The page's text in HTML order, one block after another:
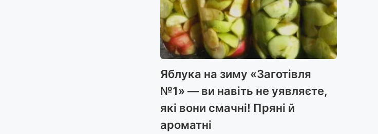
Яблука на зиму «Заготівля
№1» — ви навіть не уявляєте,
які вони смачні! Пряні й
ароматні